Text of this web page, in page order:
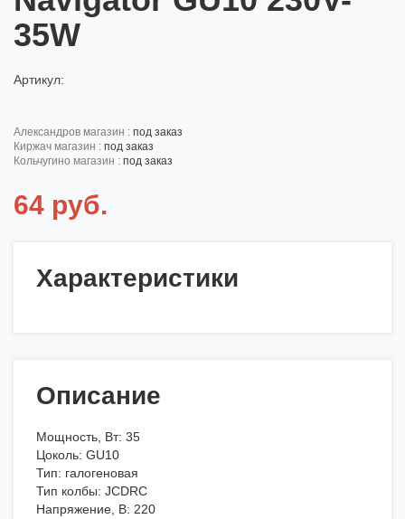
35W
Артикул:
александров магазин : под заказ
киржач магазин : под заказ
кольчугино магазин : под заказ
64 руб.
Характеристики
Описание
Мощность, Вт: 35
Цоколь: GU10
Тип: галогеновая
Тип колбы: JCDRC
Напряжение, В: 220